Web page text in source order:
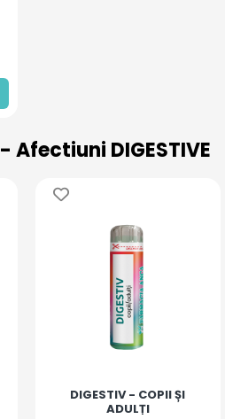
- Afectiuni DIGESTIVE
DIGESTIV - COPII ȘI
ADULȚI